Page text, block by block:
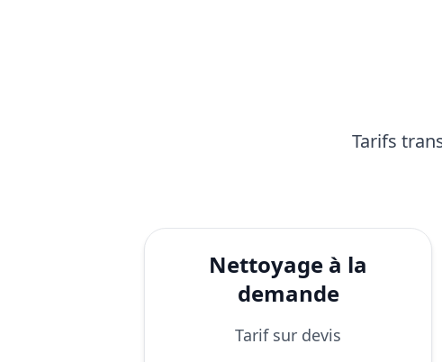
Tarifs
Nettoyage à la
demande
Tarif sur devis